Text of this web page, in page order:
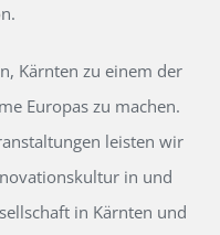
Kärnten zu einem der
Europas zu machen.
leisten wir
in und
in Kärnten und